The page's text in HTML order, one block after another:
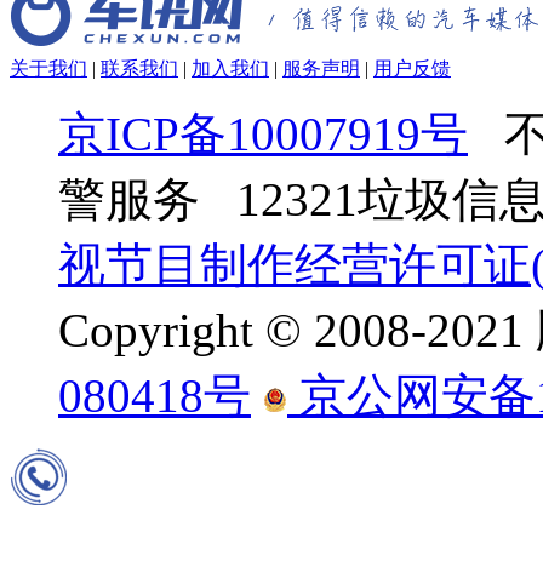
关于我们 | 联系我们 | 加入我们 | 服务声明 | 用户反馈
京ICP备10007919号
警服务 12321垃圾信
视节目制作经营许可证
Copyright © 2008-
080418号
京公网安备